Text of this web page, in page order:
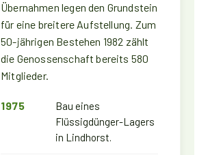
Übernahmen legen den Grundstein
für eine breitere Aufstellung. Zum
50-jährigen Bestehen 1982 zählt
die Genossenschaft bereits 580
Mitglieder.
1975
Bau eines
Flüssigdünger-Lagers
in Lindhorst.